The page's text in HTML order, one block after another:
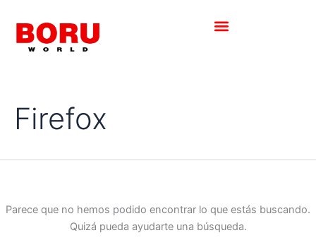
contenido
Firefox
Parece que no hemos podido encontrar lo que estás buscando.
Quizá pueda ayudarte una búsqueda.